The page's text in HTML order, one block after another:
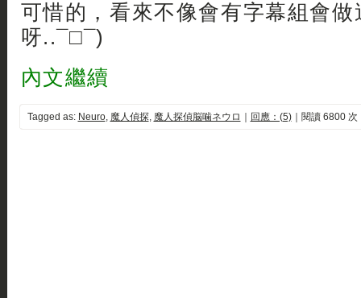
可惜的，看來不像會有字幕組會
呀..¯□¯)
內文繼續
Tagged as: Neuro, 魔人偵探, 魔人探偵脳噛ネウロ 回應：(5)｜閱讀 6800 次